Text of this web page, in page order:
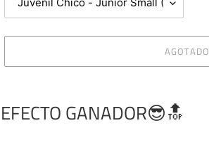
AGOTADO
producto
EFECTO GANADOR😎🔝